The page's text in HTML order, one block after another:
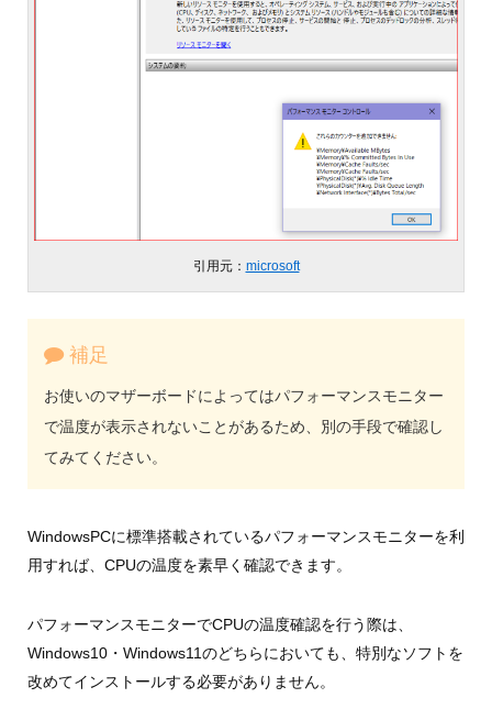
引用元： microsoft
補足
お使いのマザーボードによってはパフォーマンスモニター
で温度が表示されないことがあるため、別の手段で確認し
てみてください。
WindowsPCに標準搭載されているパフォーマンスモニターを利
用すれば、CPUの温度を素早く確認できます。
パフォーマンスモニターでCPUの温度確認を行う際は、
Windows10・Windows11のどちらにおいても、特別なソフトを
改めてインストールする必要がありません。